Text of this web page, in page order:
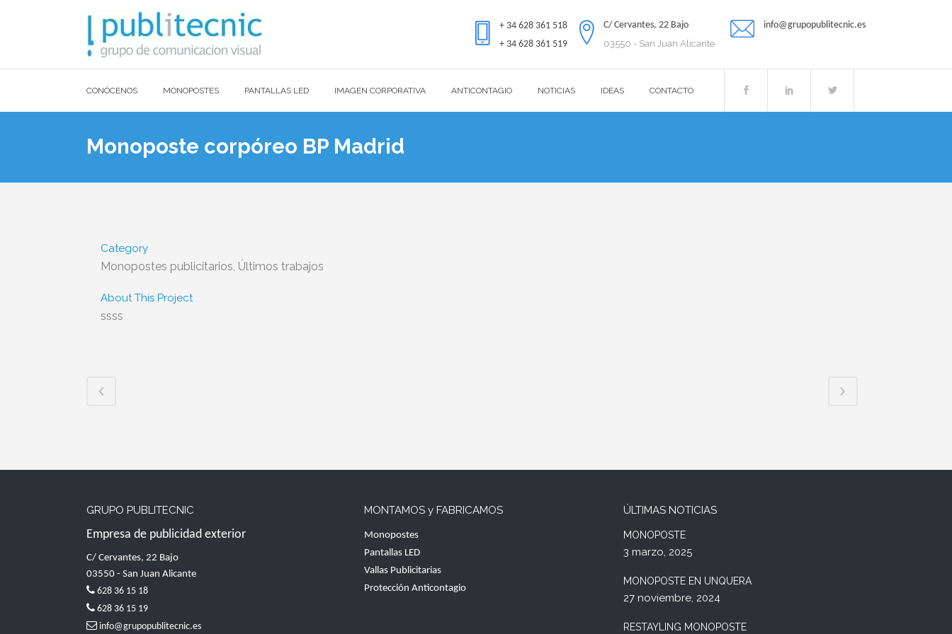
+ 34 628 361 518
+ 34 628 361 519
C/ Cervantes, 22 Bajo
03550 - San Juan Alicante
info@grupopublitecnic.es
CONÓCENOS MONOPOSTES PANTALLAS LED IMAGEN CORPORATIVA ANTICONTAGIO NOTICIAS IDEAS CONTACTO
Monoposte corpóreo BP Madrid
Category
Monopostes publicitarios, Últimos trabajos
About This Project
ssss
GRUPO PUBLITECNIC
Empresa de publicidad exterior
C/ Cervantes, 22 Bajo
03550 - San Juan Alicante
628 36 15 18
628 36 15 19
info@grupopublitecnic.es
MONTAMOS y FABRICAMOS
Monopostes
Pantallas LED
Vallas Publicitarias
Protección Anticontagio
ÚLTIMAS NOTICIAS
MONOPOSTE
3 marzo, 2025
MONOPOSTE EN UNQUERA
27 noviembre, 2024
RESTAYLING MONOPOSTE